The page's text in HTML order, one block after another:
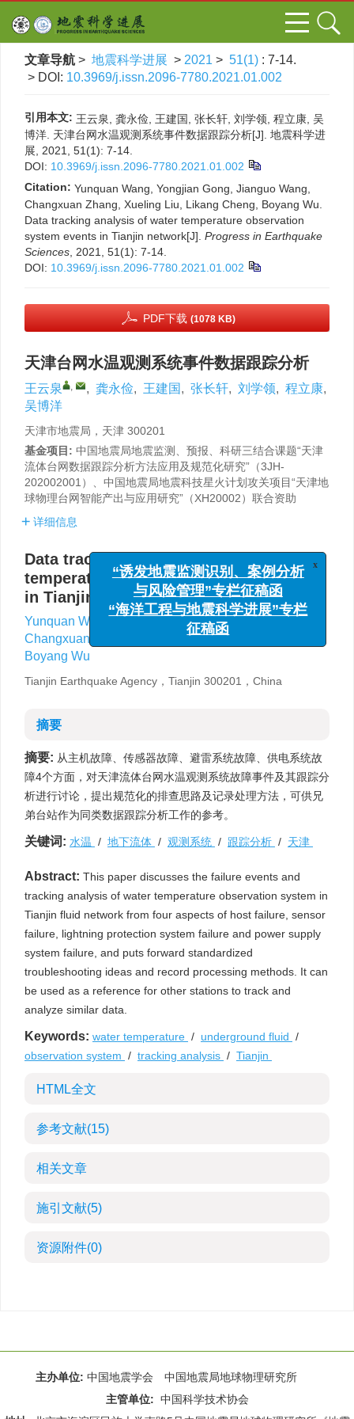
文章导航 > 地震科学进展 > 2021 > 51(1) : 7-14.
> DOI: 10.3969/j.issn.2096-7780.2021.01.002
引用本文: 王云泉, 龚永俭, 王建国, 张长轩, 刘学领, 程立康, 吴
博洋. 天津台网水温观测系统事件数据跟踪分析[J]. 地震科学进
展, 2021, 51(1): 7-14.
DOI: 10.3969/j.issn.2096-7780.2021.01.002
Citation: Yunquan Wang, Yongjian Gong, Jianguo Wang,
Changxuan Zhang, Xueling Liu, Likang Cheng, Boyang Wu.
Data tracking analysis of water temperature observation
system events in Tianjin network[J]. Progress in Earthquake
Sciences , 2021, 51(1): 7-14.
DOI: 10.3969/j.issn.2096-7780.2021.01.002
PDF下载 (1078 KB)
天津台网水温观测系统事件数据跟踪分析
王云泉 , , 龚永俭, 王建国 , 张长轩, 刘学领, 程立康,
吴博洋
天津市地震局，天津 300201
基金项目: 中国地震局地震监测、预报、科研三结合课题“天津
流体台网数据跟踪分析方法应用及规范化研究”（3JH-
202002001）、中国地震局地震科技星火计划攻关项目“天津地
球物理台网智能产出与应用研究”（XH20002）联合资助
详细信息
Data tracking analysis of water
temperature observation system events
in Tianjin network
Yunquan Wang , , Yongjian Gong Jianguo Wang
Changxuan Zhang
Xueling Liu, Likang Cheng
Boyang Wu
Tianjin Earthquake Agency，Tianjin 300201，China
摘要
摘要: 从主机故障、传感器故障、避雷系统故障、供电系统故
障4个方面，对天津流体台网水温观测系统故障事件及其跟踪分
析进行讨论，提出规范化的排查思路及记录处理方法，可供兄
弟台站作为同类数据跟踪分析工作的参考。
关键词: 水温 / 地下流体 / 观测系统 / 跟踪分析 / 天津
Abstract: This paper discusses the failure events and
tracking analysis of water temperature observation system in
Tianjin fluid network from four aspects of host failure, sensor
failure, lightning protection system failure and power supply
system failure, and puts forward standardized
troubleshooting ideas and record processing methods. It can
be used as a reference for other stations to track and
analyze similar data.
Keywords: water temperature / underground fluid /
observation system / tracking analysis / Tianjin
HTML全文
参考文献(15)
相关文章
施引文献(5)
资源附件(0)
主办单位: 中国地震学会 中国地震局地球物理研究所
主管单位: 中国科学技术协会
“诱发地震监测识别、案例分析
与风险管理”专栏征稿函
“海洋工程与地震科学进展”专栏
征稿函